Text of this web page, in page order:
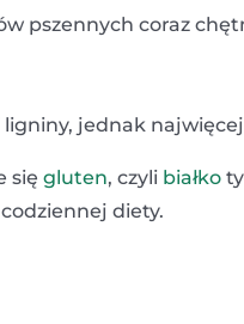
pszennych coraz
ligniny, jednak
się gluten, czyli białko
diety.